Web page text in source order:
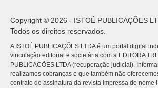
Copyright © 2026 - ISTOÉ PUBLICAÇÕES
Todos os direitos reservados.
A ISTOÉ PUBLICAÇÕES LTDA é um portal digital
vinculação editorial e societária com a EDITORA
PUBLICACÕES LTDA (recuperação judicial).
realizamos cobranças e que também não
contrato de assinatura da revista impressa de nome